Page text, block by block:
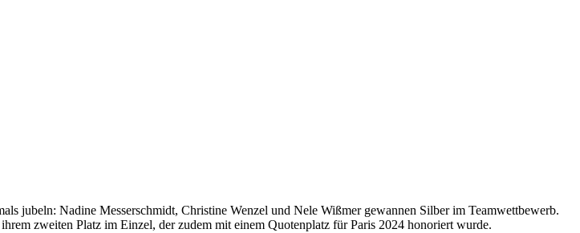
jubeln: Nadine Messerschmidt, Christine Wenzel und Nele Wißmer gewannen Silber im Teamwettbewerb.
zweiten Platz im Einzel, der zudem mit einem Quotenplatz für Paris 2024 honoriert wurde.